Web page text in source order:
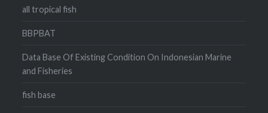
all tropical fish
BBPBAT
Data Base Of Existing Condition On Indonesian Marine
and Fisheries
fish base